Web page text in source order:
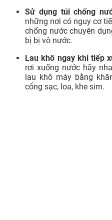
Sử dụng túi chống
những nơi có nguy cơ
chống nước chuyên
bị bị vô nước.
Lau khô ngay khi tiếp
rơi xuống nước hãy
lau khô máy bằng
cổng sạc, loa, khe sim.